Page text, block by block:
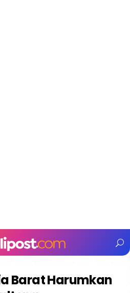
Barat Harumkan